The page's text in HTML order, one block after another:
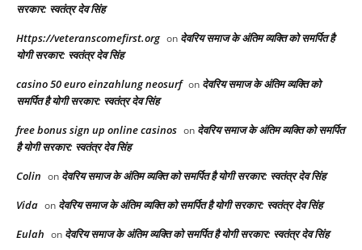
सरकार: स्वतंत्र देव सिंह
Https://veteranscomefirst.org on देवरिय समाज के अंतिम व्यक्ति को समर्पित है
योगी सरकार: स्वतंत्र देव सिंह
casino 50 euro einzahlung neosurf on देवरिय समाज के अंतिम व्यक्ति को
समर्पित है योगी सरकार: स्वतंत्र देव सिंह
free bonus sign up online casinos on देवरिय समाज के अंतिम व्यक्ति को समर्पित
है योगी सरकार: स्वतंत्र देव सिंह
Colin on देवरिय समाज के अंतिम व्यक्ति को समर्पित है योगी सरकार: स्वतंत्र देव सिंह
Vida on देवरिय समाज के अंतिम व्यक्ति को समर्पित है योगी सरकार: स्वतंत्र देव सिंह
Eulah on देवरिय समाज के अंतिम व्यक्ति को समर्पित है योगी सरकार: स्वतंत्र देव सिंह